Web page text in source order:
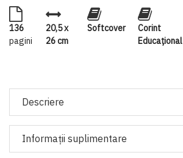
136
pagini
20,5 x
26 cm
Softcover
Corint
Educaţional
Descriere
Informaţii suplimentare